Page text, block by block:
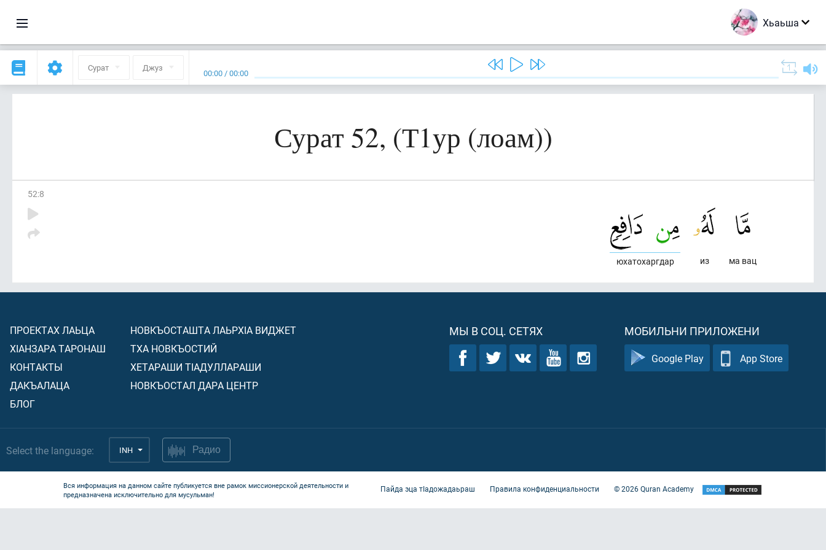
Хьаьша
Сурат Джуз 00:00 /00:00
Сурат 52, (Т1ур (лоам))
52:8
ма вац
из
юхатохаргдар
ПРОЕКТАХ ЛАЬЦА
ХIАНЗАРА ТАРОНАШ
КОНТАКТЫ
ДАКЪАЛАЦА
БЛОГ
НОВКЪОСТАШТА ЛАЬРХIА ВИДЖЕТ
ТХА НОВКЪОСТИЙ
ХЕТАРАШИ ТIАДУЛЛАРАШИ
НОВКЪОСТАЛ ДАРА ЦЕНТР
МЫ В СОЦ. СЕТЯХ МОБИЛЬНИ ПРИЛОЖЕНИ
Google Play App Store
Select the language: INH Радио
Вся информация на данном сайте публикуется вне рамок миссионерской деятельности и
предназначена исключительно для мусульман!
Пайда эца тIадожадаьраш Правила конфиденциальности ©2026Quran Academy